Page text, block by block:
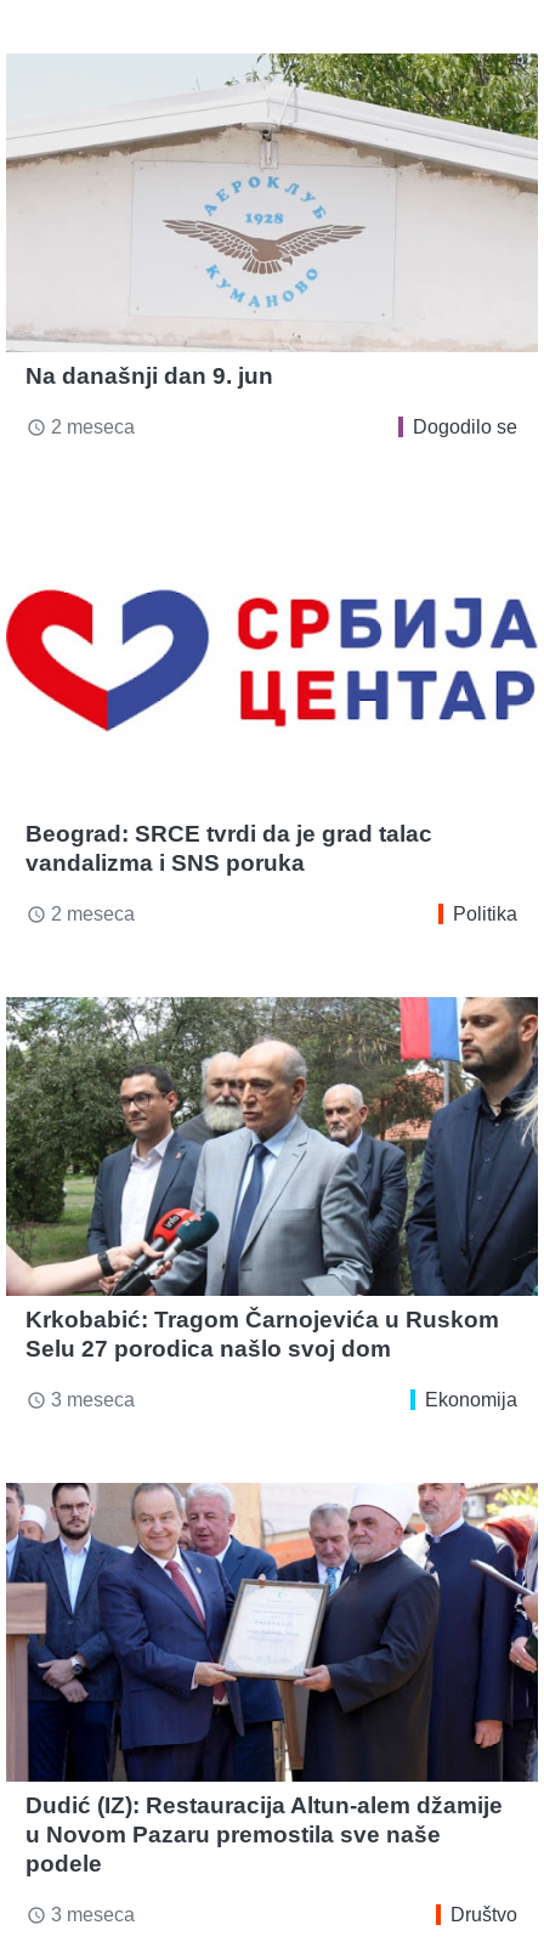
Na današnji dan 9. jun
access_time 2 meseca Dogodilo se
Beograd: SRCE tvrdi da je grad talac
vandalizma i SNS poruka
access_time 2 meseca Politika
Krkobabić: Tragom Čarnojevića u Ruskom
Selu 27 porodica našlo svoj dom
access_time 3 meseca Ekonomija
Dudić (IZ): Restauracija Altun-alem džamije
u Novom Pazaru premostila sve naše
podele
access_time 3 meseca Društvo